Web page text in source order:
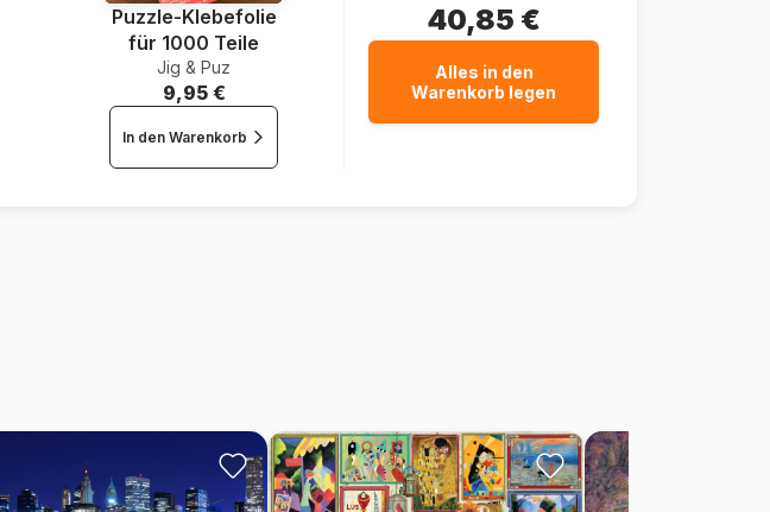
Puzzle-Klebefolie
für 1000 Teile
Jig & Puz
9,95 €
In den Warenkorb
40,85 €
Alles in den
Warenkorb legen